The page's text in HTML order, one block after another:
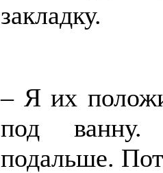
закладку.
– Я их
под
подальше.